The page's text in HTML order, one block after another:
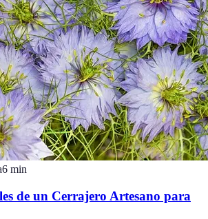
6 min
de un Cerrajero Artesano para